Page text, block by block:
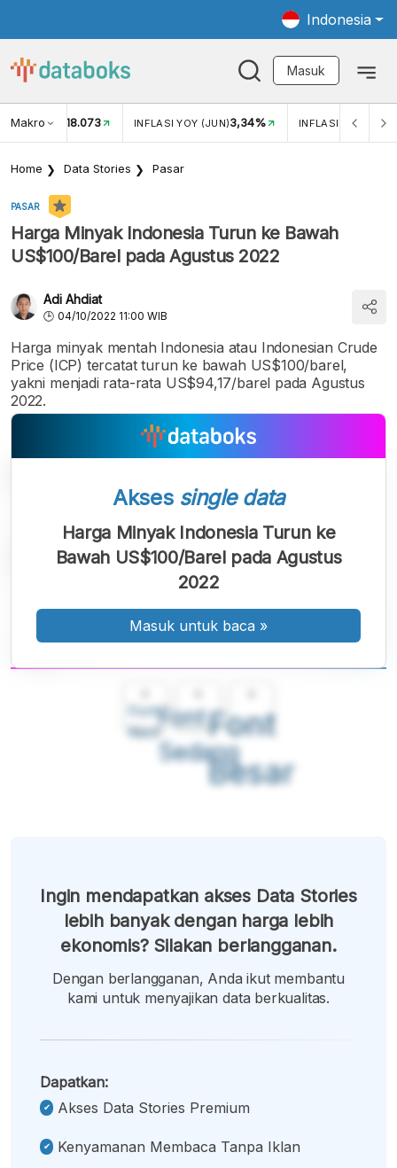
Indonesia
Masuk
Makro
USD/IDR 18.073 INFLASI YOY (JUN)3,34% INFLASI MOM
Home Data Stories Pasar
PASAR
Harga Minyak Indonesia Turun ke Bawah
US$100/Barel pada Agustus 2022
Adi Ahdiat
04/10/2022 11:00 WIB
Harga minyak mentah Indonesia atau Indonesian Crude
Price (ICP) tercatat turun ke bawah US$100/barel,
yakni menjadi rata-rata US$94,17/barel pada Agustus
2022.
Font
Kecil
Font
Sedang
Font
Besar
Akses single data
Harga Minyak Indonesia Turun ke
Bawah US$100/Barel pada Agustus
2022
Masuk untuk baca »
Ingin mendapatkan akses Data Stories
lebih banyak dengan harga lebih
ekonomis? Silakan berlangganan.
Dengan berlangganan, Anda ikut membantu
kami untuk menyajikan data berkualitas.
Dapatkan:
Akses Data Stories Premium
Kenyamanan Membaca Tanpa Iklan